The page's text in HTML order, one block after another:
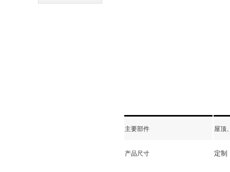
主要部件 屋顶
产品尺寸 定制